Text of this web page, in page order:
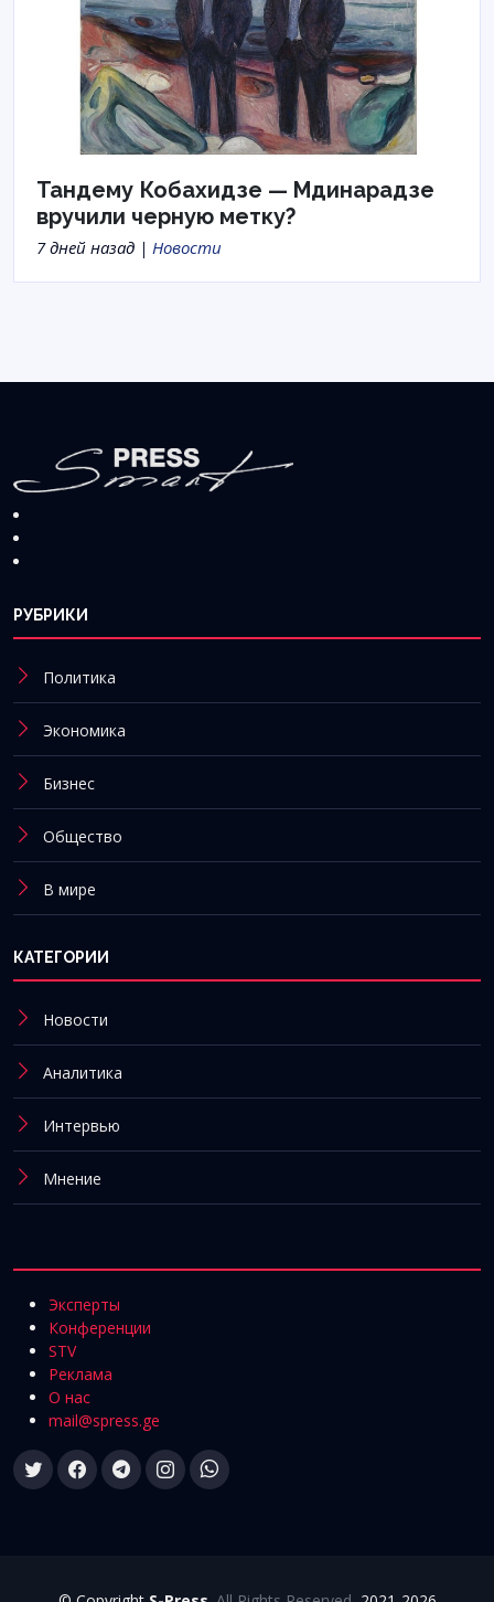
Тандему Кобахидзе — Мдинарадзе
вручили черную метку?
7 дней назад | Новости
РУБРИКИ
Политика
Экономика
Бизнес
Общество
В мире
КАТЕГОРИИ
Новости
Аналитика
Интервью
Мнение
Эксперты
Конференции
STV
Реклама
О нас
mail@spress.ge